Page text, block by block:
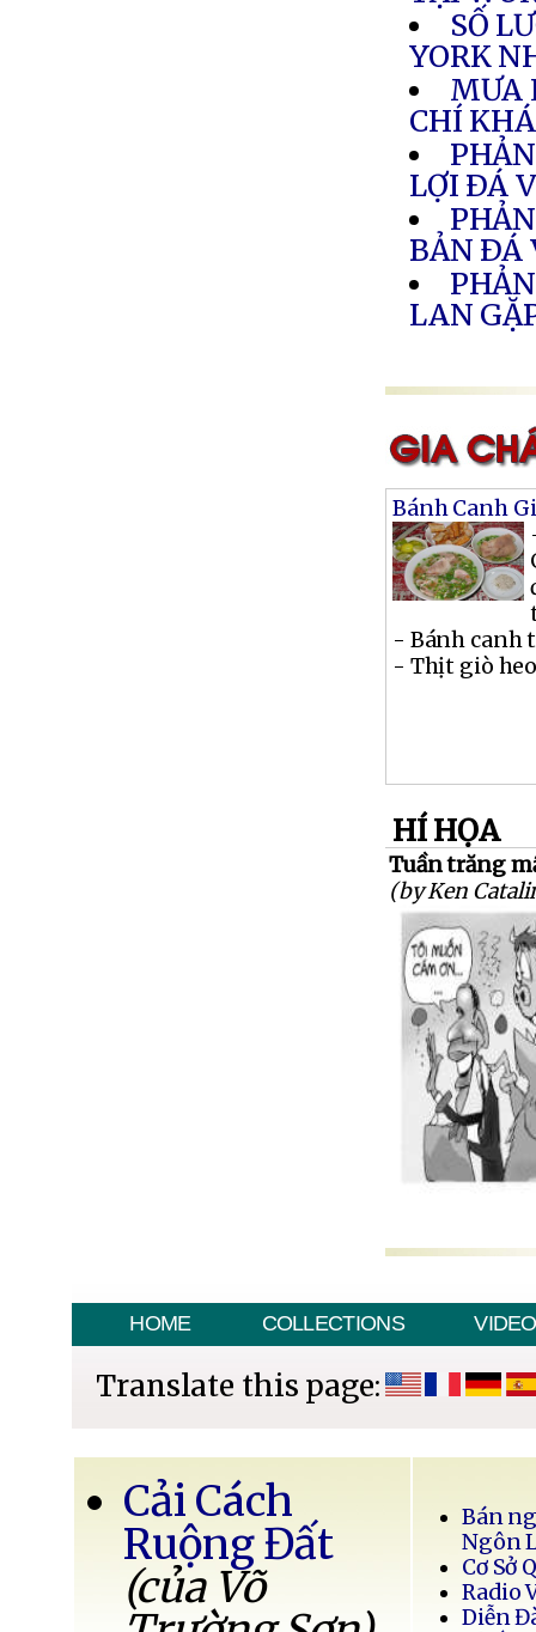
SỐ
YORK
MƯA
CHÍ
LỢI ÐÁ
BẢN ÐÁ
LAN
Bánh Canh
- Bánh canh
- Thịt giò
HÍ HỌA
Tuần trăng
(by Ken
HOME COLLECTIONS VIDEO
Translate this page:
Cải Cách
Ruộng Đất
(của Võ
Bán
Ngôn
Cơ Sở
Radio
Diễn